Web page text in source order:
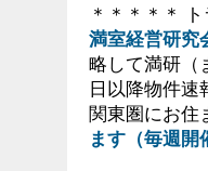
＊＊＊＊＊
満室経営研究
略して満研（
日以降物件速
関東圏にお住
ます（毎週開